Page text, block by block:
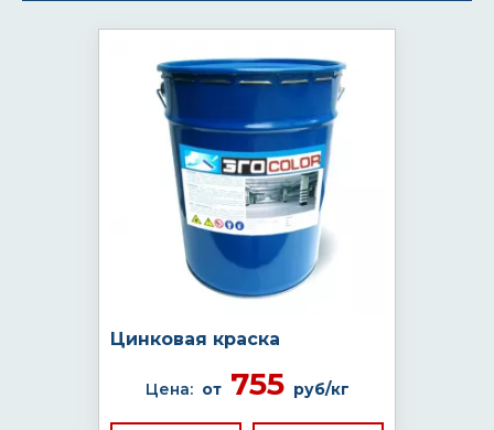
Цинковая краска
Цена: от755 руб/кг